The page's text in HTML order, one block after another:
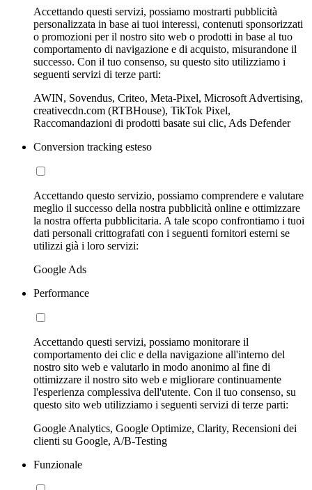
Accettando questi servizi, possiamo mostrarti pubblicità
personalizzata in base ai tuoi interessi, contenuti sponsorizzati
o promozioni per il nostro sito web o prodotti in base al tuo
comportamento di navigazione e di acquisto, misurandone il
successo. Con il tuo consenso, su questo sito utilizziamo i
seguenti servizi di terze parti:
AWIN, Sovendus, Criteo, Meta-Pixel, Microsoft Advertising,
creativecdn.com (RTBHouse), TikTok Pixel,
Raccomandazioni di prodotti basate sui clic, Ads Defender
Conversion tracking esteso
Accettando questo servizio, possiamo comprendere e valutare
meglio il successo della nostra pubblicità online e ottimizzare
la nostra offerta pubblicitaria. A tale scopo confrontiamo i tuoi
dati personali crittografati con i seguenti fornitori esterni se
utilizzi già i loro servizi:
Google Ads
Performance
Accettando questi servizi, possiamo monitorare il
comportamento dei clic e della navigazione all'interno del
nostro sito web e valutarlo in modo anonimo al fine di
ottimizzare il nostro sito web e migliorare continuamente
l'esperienza complessiva dell'utente. Con il tuo consenso, su
questo sito web utilizziamo i seguenti servizi di terze parti:
Google Analytics, Google Optimize, Clarity, Recensioni dei
clienti su Google, A/B-Testing
Funzionale